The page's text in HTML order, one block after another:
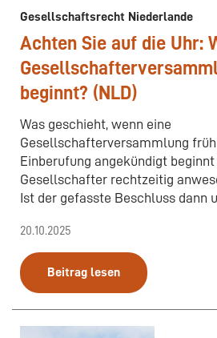
Gesellschaftsrecht Niederlande
Achten Sie auf die Uhr:
beginnt? (NLD)
Was geschieht, wenn eine
Gesellschafterversammlung
Einberufung angekündigt
Gesellschafter rechtzeitig
Ist der gefasste Beschluss dann
20.10.2025
Beitrag lesen